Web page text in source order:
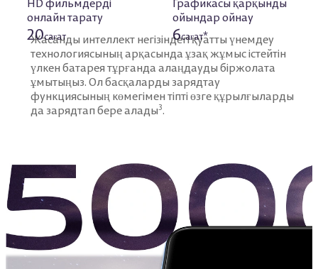
Жасанды интеллект негізіндегі қуатты үнемдеу
технологиясының арқасында ұзақ жұмысістейтін
үлкен батарея тұрғанда алаңдауды біржолата
ұмытыңыз. Ол басқаларды зарядтау
функциясының көмегімен тіпті өзге құрылғыларды
да зарядтап бере алады3.
онлайн тарату
20сағат
ойындар ойнау
6сағат*